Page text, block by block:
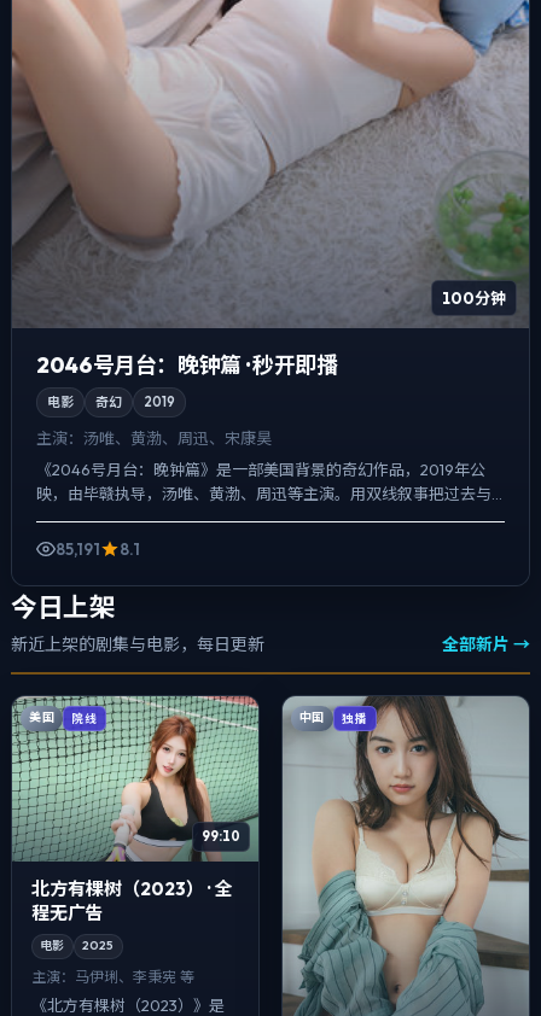
100分钟
2046号月台：晚钟篇 · 秒开即播
电影 奇幻 2019
主演： 汤唯、黄渤、周迅、宋康昊
《2046号月台：晚钟篇》是一部美国背景的奇幻作品，2019年公
映，由毕赣执导，汤唯、黄渤、周迅等主演。用双线叙事把过去与
现在拧成一股绳，喜剧桥段服务于人物性格，笑点背后仍有隐...
85,191
8.1
今日上架
新近上架的剧集与电影，每日更新 全部新片 →
美国 院线
99:10
北方有棵树（2023） · 全
程无广告
电影 2025
主演： 马伊琍、李秉宪 等
《北方有棵树（2023）》是
中国 独播